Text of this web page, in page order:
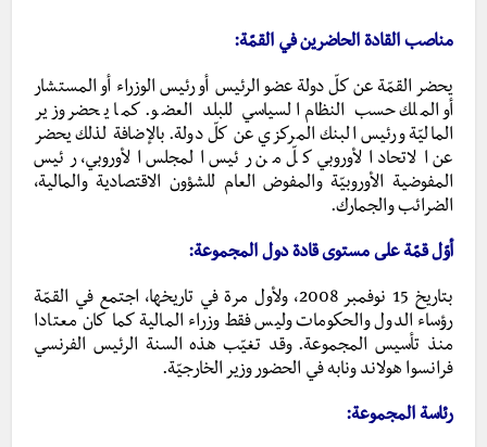
مناصب القادة الحاضرين في القمّة:
يحضر القمّة عن كلّ دولة عضو الرئيس أو رئيس الوزراء أو المستشار
أو الملك حسب النظام السياسي للبلد العضو. كما يحضر وزير
الماليّة ورئيس البنك المركزي عن كلّ دولة. بالإضافة لذلك يحضر
عن الاتحاد الأوروبي كلّ من رئيس المجلس الأوروبي، رئيس
المفوضية الأوروبيّة والمفوض العام للشؤون الاقتصادية والمالية،
الضرائب والجمارك.
أوّل قمّة على مستوى قادة دول المجموعة:
بتاريخ 15 نوفمبر 2008، ولأول مرة في تاريخها، اجتمع في القمّة
رؤساء الدول والحكومات وليس فقط وزراء المالية كما كان معتادا
منذ تأسيس المجموعة. وقد تغيّب هذه السنة الرئيس الفرنسي
فرانسوا هولاند ونابه في الحضور وزير الخارجيّة.
رئاسة المجموعة: